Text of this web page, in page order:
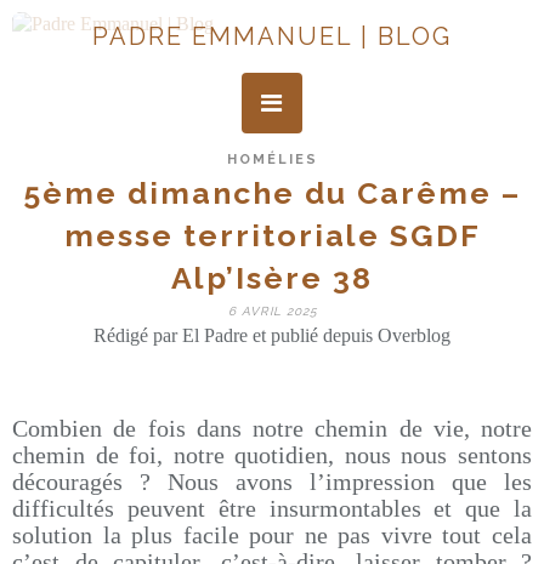
PADRE EMMANUEL | BLOG
HOMÉLIES
5ème dimanche du Carême –
messe territoriale SGDF
Alp’Isère 38
6 AVRIL 2025
Rédigé par El Padre et publié depuis Overblog
Combien de fois dans notre chemin de vie, notre
chemin de foi, notre quotidien, nous nous sentons
découragés ? Nous avons l’impression que les
difficultés peuvent être insurmontables et que la
solution la plus facile pour ne pas vivre tout cela